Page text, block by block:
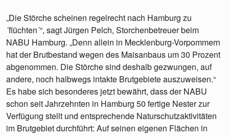
„Die Störche scheinen regelrecht nach Hamburg zu
´flüchten´“, sagt Jürgen Pelch, Storchenbetreuer beim
NABU Hamburg. „Denn allein in Mecklenburg-Vorpommern
hat der Brutbestand wegen des Maisanbaus um 30 Prozent
abgenommen. Die Störche sind deshalb gezwungen, auf
andere, noch halbwegs intakte Brutgebiete auszuweisen.“
Es habe sich besonderes jetzt bewährt, dass der NABU
schon seit Jahrzehnten in Hamburg 50 fertige Nester zur
Verfügung stellt und entsprechende Naturschutzaktivitäten
im Brutgebiet durchführt: Auf seinen eigenen Flächen in